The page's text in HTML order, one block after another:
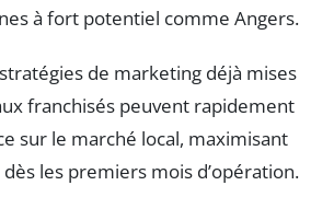
à fort potentiel comme Angers.
de marketing déjà mises
franchisés peuvent rapidement
sur le marché local, maximisant
les premiers mois d’opération.